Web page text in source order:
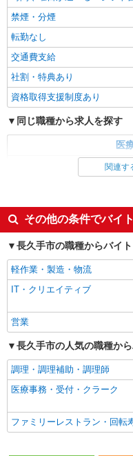
禁煙・分煙
転勤なし
交通費支給
社割・特典あり
資格取得支援制度あり
同じ職種から求人を探す
医
未経験歓迎
週2～3日勤務OK
交通費支給
関連す
その他の条件でバイ
長久手市の職種からバイ
軽作業・製造・物流
IT・クリエイティブ
営業
長久手市の人気の職種か
調理・調理補助・調理師
医療事務・受付・クラーク
ファミリーレストラン・回転